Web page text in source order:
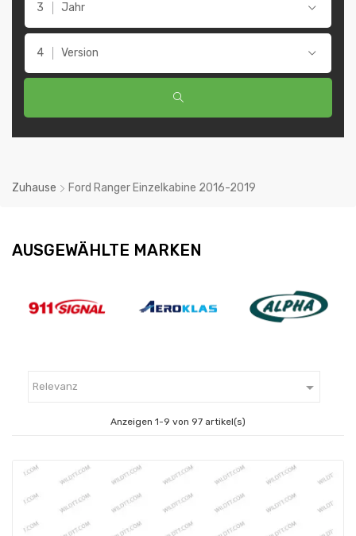
Jahr
Version
Zuhause Ford Ranger Einzelkabine 2016-2019
AUSGEWÄHLTE MARKEN
Relevanz 
Anzeigen 1-9 von 97 artikel(s)